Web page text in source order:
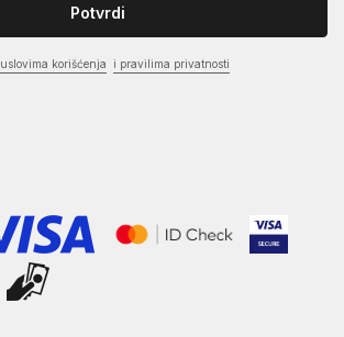
Potvrdi
uslovima korišćenja i pravilima privatnosti